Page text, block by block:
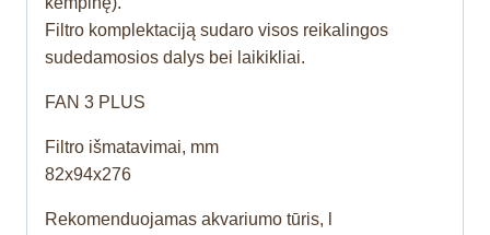
Filtro komplektaciją sudaro visos reikalingos
sudedamosios dalys bei laikikliai.
FAN 3 PLUS
Filtro išmatavimai, mm
82x94x276
Rekomenduojamas akvariumo tūris, l